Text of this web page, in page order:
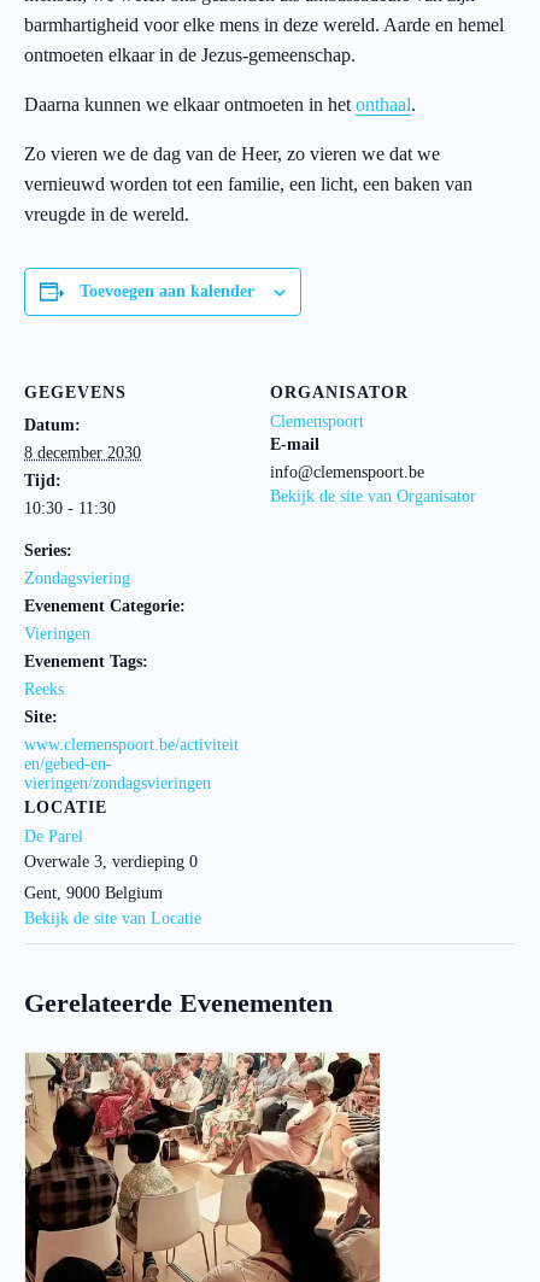
barmhartigheid voor elke mens in deze wereld. Aarde en hemel
ontmoeten elkaar in de Jezus-gemeenschap.
Daarna kunnen we elkaar ontmoeten in het onthaal.
Zo vieren we de dag van de Heer, zo vieren we dat we
vernieuwd worden tot een familie, een licht, een baken van
vreugde in de wereld.
Toevoegen aan kalender
GEGEVENS
Datum:
8 december 2030
Tijd:
10:30 - 11:30
Series:
Zondagsviering
Evenement Categorie:
Vieringen
Evenement Tags:
Reeks
Site:
www.clemenspoort.be/activiteit
en/gebed-en-
vieringen/zondagsvieringen
LOCATIE
De Parel
Overwale 3, verdieping 0
Gent, 9000 Belgium
Bekijk de site van Locatie
ORGANISATOR
Clemenspoort
E-mail
info@clemenspoort.be
Bekijk de site van Organisator
Gerelateerde Evenementen